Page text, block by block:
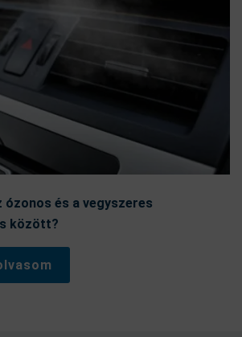
ózonos és a vegyszeres
között?